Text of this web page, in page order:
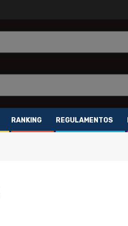
RANKING REGULAMENTOS